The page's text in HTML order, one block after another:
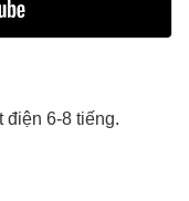
điện 6-8 tiếng.